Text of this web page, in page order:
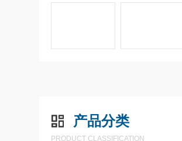
产品分类
PRODUCT CLASSIFICATION